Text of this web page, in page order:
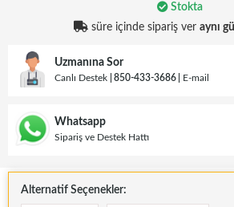
Stokta
süre içinde sipariş ver aynı
Uzmanına Sor
Canlı Destek 850-433-3686 E-mail
Whatsapp
Sipariş ve Destek Hattı
Alternatif Seçenekler: